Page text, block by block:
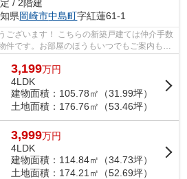
/ 2階建
県岡崎市中島町字紅蓮61-1
ございます！ こちらの新築戸建ては仲介手数
件です。お部屋のほうもいつでもご案内もさ
合せ下...
3,199万円
4LDK
建物面積：105.78㎡（31.99坪）
土地面積：176.76㎡（53.46坪）
3,999万円
4LDK
建物面積：114.84㎡（34.73坪）
土地面積：174.21㎡（52.69坪）